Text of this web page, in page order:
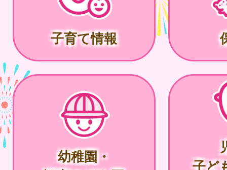
子育て情報
幼稚園・
子ど